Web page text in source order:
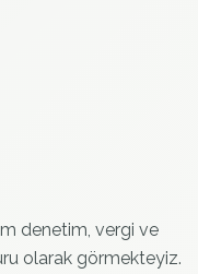
denetim, vergi ve
olarak görmekteyiz.